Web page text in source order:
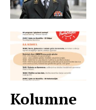
Kolumne